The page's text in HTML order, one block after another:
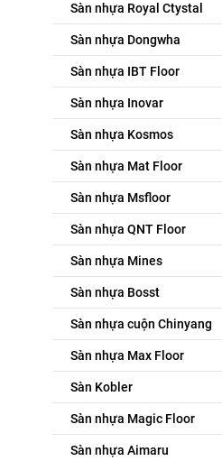
Sàn nhựa Royal Ctystal
Sàn nhựa Dongwha
Sàn nhựa IBT Floor
Sàn nhựa Inovar
Sàn nhựa Kosmos
Sàn nhựa Mat Floor
Sàn nhựa Msfloor
Sàn nhựa QNT Floor
Sàn nhựa Mines
Sàn nhựa Bosst
Sàn nhựa cuộn Chinyang
Sàn nhựa Max Floor
Sàn Kobler
Sàn nhựa Magic Floor
Sàn nhựa Aimaru